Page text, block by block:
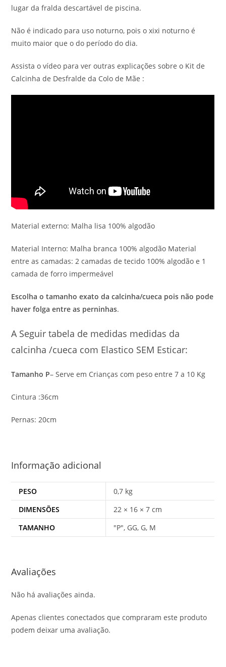
lugar da fralda descartável de piscina.
Não é indicado para uso noturno, pois o xixi noturno é
muito maior que o do período do dia.
Assista o vídeo para ver outras explicações sobre o Kit de
Calcinha de Desfralde da Colo de Mãe :
Material externo: Malha lisa 100% algodão
Material Interno: Malha branca 100% algodão Material
entre as camadas: 2 camadas de tecido 100% algodão e 1
camada de forro impermeável
Escolha o tamanho exato da calcinha/cueca pois não pode
haver folga entre as perninhas.
A Seguir tabela de medidas medidas da
calcinha /cueca com Elastico SEM Esticar:
Tamanho P– Serve em Crianças com peso entre 7 a 10 Kg
Cintura :36cm
Pernas: 20cm
Informação adicional
PESO
0,7 kg
DIMENSÕES
22 × 16 × 7 cm
TAMANHO
"P", GG, G, M
Avaliações
Não há avaliações ainda.
Apenas clientes conectados que compraram este produto
podem deixar uma avaliação.